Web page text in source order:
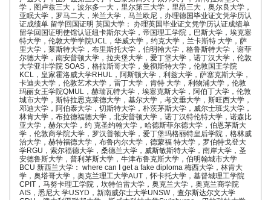
学，图卢兹三大，波尔多一大，里尔第三大学，里昂三大，奥尔良大学，
亚眠大学，罗马二大，米兰大学，马兰欧尼，办理德国毕业证文凭学历认
证成绩单 留学回国证明 英国大学： 办理英国毕业证文凭学历认证成绩单
留学回国证明使馆认证纽卡斯尔大学，帝国理工学院，巴斯大学，埃克塞
特大学，伦敦大学学院UCL，华威大学，约克大学，兰卡斯特 大学，萨
里大学，莱斯特大学，布里斯托大学，伯明翰大学，格鲁斯特大学，谢菲
尔德大学，南安普顿大学，拉夫堡大学，爱丁堡大学，诺丁汉大学，伦敦
大学亚非学院 SOAS，格拉斯哥大学，曼彻斯特大学，伦敦国王学院
KCL，皇家霍洛威大学RHUL，阿斯顿大学，利兹大学，萨塞克斯大学，
卡迪夫大学，伦敦艺术大学，雷丁大学，肯特 大学，利物浦大学，伦敦
玛丽女王学院QMUL，赫瑞瓦特大学，埃塞克斯大学，阿伯丁大学，伦敦
城市大学，斯特拉思克莱德大学，基尔大学，考文垂大学，斯旺西大学，
邓迪大学，阿伯泰大学，切斯特大学，朴茨茅斯大学，威尔士班戈大学，
林肯大学，布拉德福德大学，北安普顿大学，诺丁汉特伦特大学，诺森比
亚大学，赫尔大学，约 克圣约翰大学，哈德斯菲尔德大学，伯恩茅斯大
学，伦敦商学院大学，罗汉普顿大学，爱丁堡玛格丽特皇后学院，格林威
治大学，赫特福德大学，布鲁内尔大学，德蒙福 特大学，罗伯特戈登大
学RGU，索尔福德大学，桑德兰大学，威斯敏斯特大学，南岸大学，圣
安德鲁斯大学，普利茅斯大学，牛津布鲁克斯大学，伯明翰城市大学
BCU 新西兰大学： where can I get a fake diploma 梅西大学，林肯大
学，奥塔哥大学，奥克兰理工大学AUT，怀卡托大学，基督城理工学院
CPIT，马努卡理工学院，坎特伯雷大学，奥克兰大学，奥克兰商学院
AIS，悉尼大 学USYD，新南威尔士大学UNSW，查尔斯达尔文大学